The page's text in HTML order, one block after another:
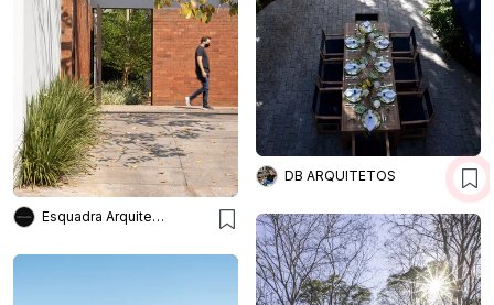
DB ARQUITETOS
Esquadra Arquitetos